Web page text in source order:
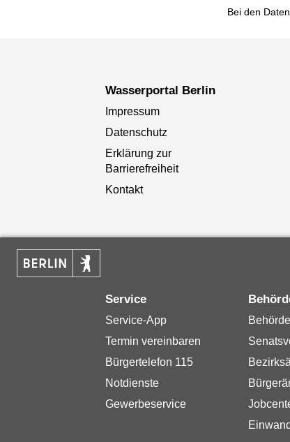
Bei den
Wasserportal Berlin
Impressum
Datenschutz
Erklärung zur
Barrierefreiheit
Kontakt
Service
Service-App
Termin vereinbaren
Bürgertelefon 115
Notdienste
Gewerbeservice